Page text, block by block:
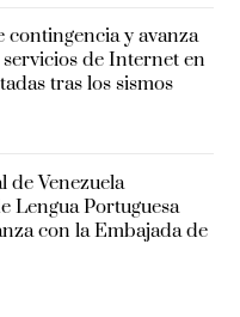
y avanza
de Internet en
tras los sismos
de Venezuela
Lengua Portuguesa
con la Embajada de